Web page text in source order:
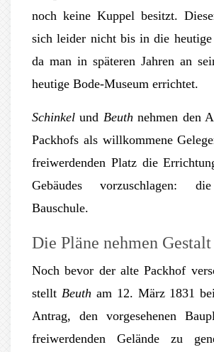
noch keine Kuppel besitzt.
sich leider nicht bis in die
da man in späteren Jahren an
heutige Bode-Museum errichtet.
Schinkel und Beuth nehmen den
Packhofs als willkommene
freiwerdenden Platz die
Gebäudes vorzuschlagen:
Bauschule.
Die Pläne nehmen Gestalt
Noch bevor der alte Packhof
stellt Beuth am 12. März 1831
Antrag, den vorgesehenen
freiwerdenden Gelände zu